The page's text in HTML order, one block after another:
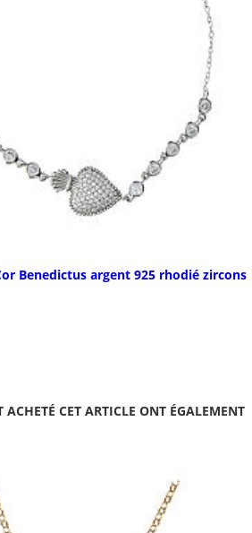
Benedictus argent 925 rhodié zircons
ACHETÉ CET ARTICLE ONT ÉGALEMENT